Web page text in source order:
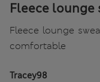
Fleece lounge
Fleece lounge
comfortable
Tracey98